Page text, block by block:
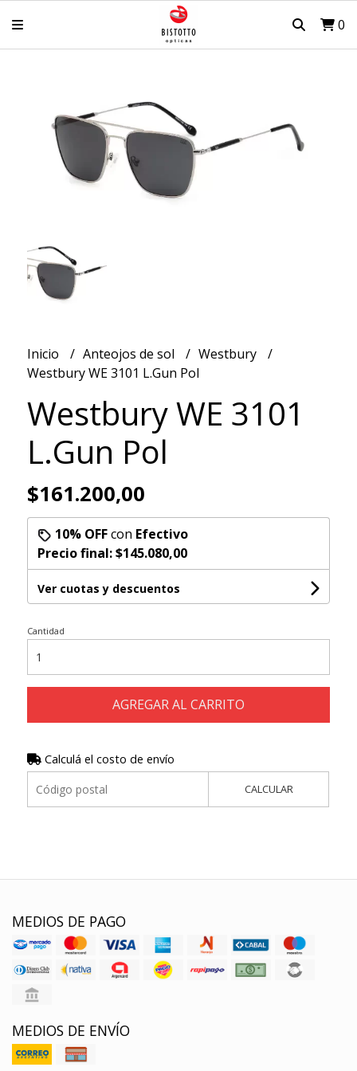
0
Inicio Anteojos de sol
Westbury
Westbury WE 3101 L.Gun Pol
Westbury WE 3101
L.Gun Pol
$161.200,00
10% OFFcon Efectivo
Precio final:$145.080,00
Ver cuotas y descuentos
Cantidad
AGREGAR AL CARRITO
Calculá el costo de envío
CALCULAR
MEDIOS DE PAGO
MEDIOS DE ENVÍO